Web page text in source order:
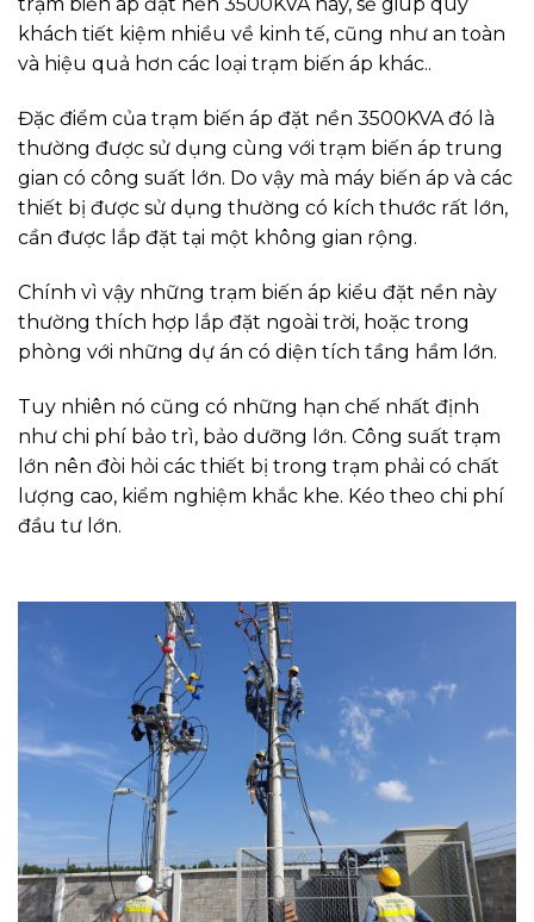
trạm biến áp đặt nền 3500KVA này, sẽ giúp quý
khách tiết kiệm nhiều về kinh tế, cũng như an toàn
và hiệu quả hơn các loại trạm biến áp khác..
Đặc điểm của trạm biến áp đặt nền 3500KVA đó là
thường được sử dụng cùng với trạm biến áp trung
gian có công suất lớn. Do vậy mà máy biến áp và các
thiết bị được sử dụng thường có kích thước rất lớn,
cần được lắp đặt tại một không gian rộng.
Chính vì vậy những trạm biến áp kiểu đặt nền này
thường thích hợp lắp đặt ngoài trời, hoặc trong
phòng với những dự án có diện tích tầng hầm lớn.
Tuy nhiên nó cũng có những hạn chế nhất định
như chi phí bảo trì, bảo dưỡng lớn. Công suất trạm
lớn nên đòi hỏi các thiết bị trong trạm phải có chất
lượng cao, kiểm nghiệm khắc khe. Kéo theo chi phí
đầu tư lớn.